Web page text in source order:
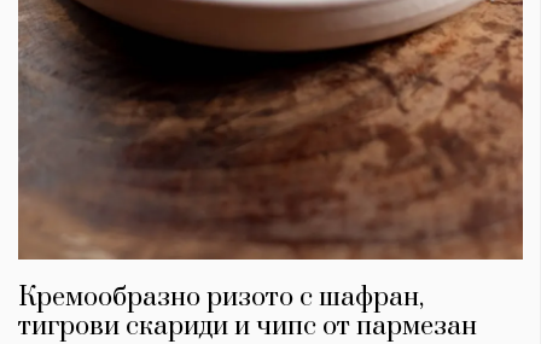
Кремообразно ризото с шафран,
тигрови скариди и чипс от пармезан